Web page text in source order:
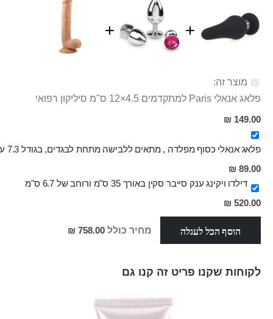
מוצר זה:
פלאג אנאלי Paris למתקדמים 4.5×12 ס"מ סיליקון רפואי
149.00 ₪
פלאג אנאלי כסוף מפלדה , מתאים ללבישה מתחת לבגדים, בגודל 7.3 על 2.8 ס"מ
מחיר
מבצע
89.00 ₪
דילדו ויקינג ענק סייבר סקין באורך 35 ס"מ ורוחב של 6.7 ס"מ
520.00 ₪
הוסף הכל לעגלה מחיר כולל 758.00 ₪
לקוחות שקנו פריט זה קנו גם